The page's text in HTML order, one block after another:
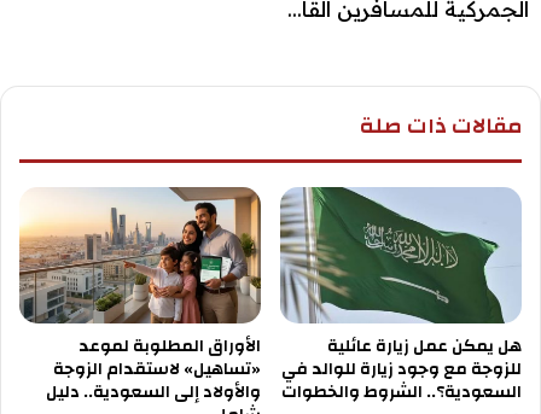
الجمركية للمسافرين القا...
مقالات ذات صلة
هل يمكن عمل زيارة عائلية
للزوجة مع وجود زيارة للوالد في
السعودية؟.. الشروط والخطوات
الأوراق المطلوبة لموعد
«تساهيل» لاستقدام الزوجة
والأولاد إلى السعودية.. دليل